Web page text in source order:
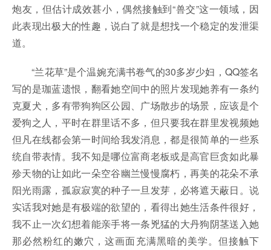
炮友，但估计成效甚小，偶然接触到“兽交”这一领域，因
此表现出极大的性趣，说白了就是想找一个稳定的发泄渠
道。
“兰花草”是个温婉充满书卷气的30多岁少妇，QQ签名
写的是珈蓝遗恨，翻看她空间中的照片发现她养有一条约
克夏犬，多有带狗狗区公园、广场散步的场景，应该是个
爱狗之人，平时在群里话不多，但只要我在群里发视频她
但凡在线都会第一时间给我发消息，都是很简单的一些系
统自带表情。我不知是哪位富商老板或是高官巨贪如此暴
殄天物的让如此一朵空谷幽兰慢慢腐朽，再美的花朵不承
阳光雨露，孤寂寂寞的种子一旦发芽，必将遮天蔽日。说
实话我对她是有极端的欲望的，看得出她生活条件很好，
我不止一次幻想着能亲手将一条兇猛的大丹狗阴茎送入她
那必然粉红的嫩穴，这画面充满黑暗的美学。但接触下